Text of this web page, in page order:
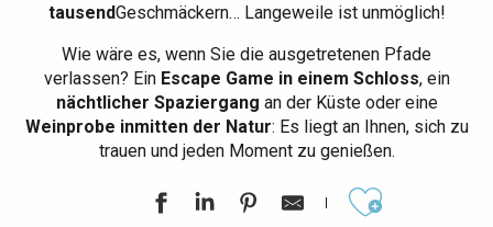
tausendGeschmäckern… Langeweile ist unmöglich!
Wie wäre es, wenn Sie die ausgetretenen Pfade
verlassen? EinEscape Game in einem Schloss, ein
nächtlicher Spaziergang an der Küste oder eine
Weinprobe inmitten der Natur: Es liegt an Ihnen, sich zu
trauen und jeden Moment zu genießen.